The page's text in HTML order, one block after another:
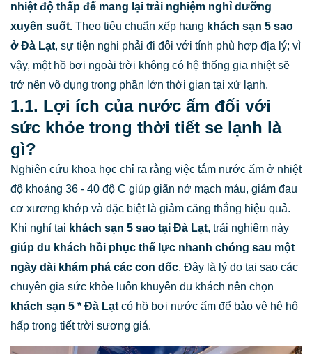
nhiệt độ thấp để mang lại trải nghiệm nghỉ dưỡng
xuyên suốt. Theo tiêu chuẩn xếp hạng khách sạn 5 sao
ở Đà Lạt, sự tiện nghi phải đi đôi với tính phù hợp địa lý; vì
vậy, một hồ bơi ngoài trời không có hệ thống gia nhiệt sẽ
trở nên vô dụng trong phần lớn thời gian tại xứ lạnh.
1.1. Lợi ích của nước ấm đối với
sức khỏe trong thời tiết se lạnh là
gì?
Nghiên cứu khoa học chỉ ra rằng việc tắm nước ấm ở nhiệt
độ khoảng 36 - 40 độ C giúp giãn nở mạch máu, giảm đau
cơ xương khớp và đặc biệt là giảm căng thẳng hiệu quả.
Khi nghỉ tại khách sạn 5 sao tại Đà Lạt, trải nghiệm này
giúp du khách hồi phục thể lực nhanh chóng sau một
ngày dài khám phá các con dốc. Đây là lý do tại sao các
chuyên gia sức khỏe luôn khuyên du khách nên chọn
khách sạn 5 * Đà Lạt có hồ bơi nước ấm để bảo vệ hệ hô
hấp trong tiết trời sương giá.